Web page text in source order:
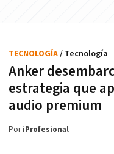
Anker
estrategia que
audio premium
TECNOLOGÍA/ Tecnología
PoriProfesional